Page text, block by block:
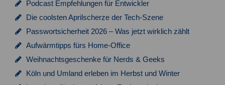
Podcast Empfehlungen für Entwickler
Die coolsten Aprilscherze der Tech-Szene
Passwortsicherheit 2026 – Was jetzt wirklich zählt
Aufwärmtipps fürs Home-Office
Weihnachtsgeschenke für Nerds & Geeks
Köln und Umland erleben im Herbst und Winter